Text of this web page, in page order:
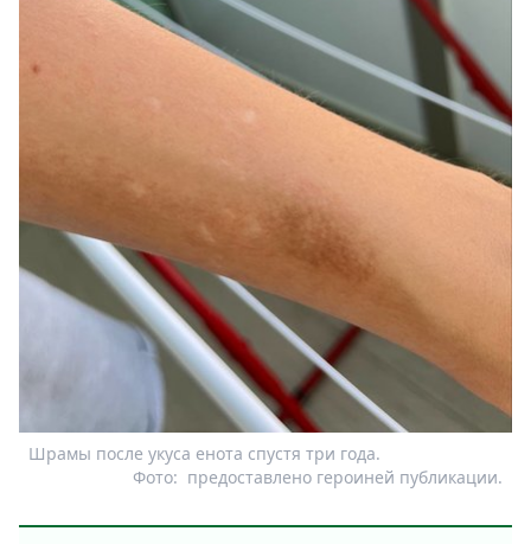
Шрамы после укуса енота спустя три года.
предоставлено героиней публикации.
Фото: